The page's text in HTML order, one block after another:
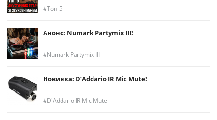
Топ-5
Анонс: Numark Partymix III!
Numark Partymix III
Новинка: D’Addario IR Mic Mute!
D'Addario IR Mic Mute